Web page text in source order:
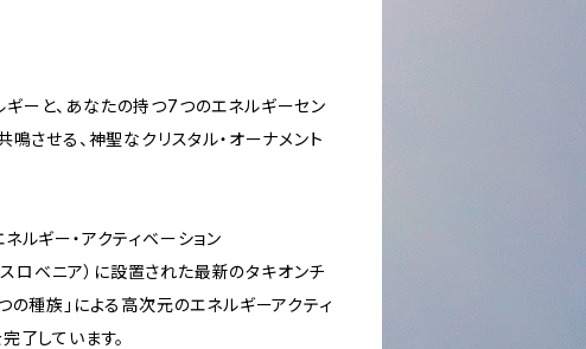
ーと、あなたの持つ7つのエネルギーセン
鳴させる、神聖なクリスタル・オーナメント
ルギー・アクティベーション
ロベニア）に設置された最新のタキオンチ
の種族」による高次元のエネルギーアクティ
了しています。